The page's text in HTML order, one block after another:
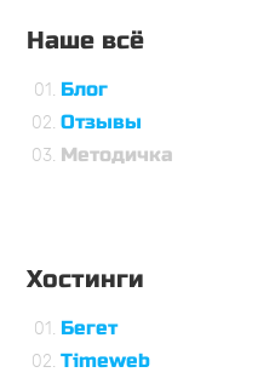
Наше всё
Блог
Отзывы
Методичка
Хостинги
Бегет
Timeweb